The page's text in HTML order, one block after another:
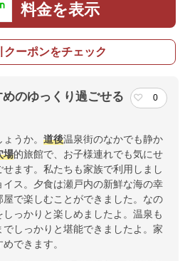
料金を表示
クーポンをチェック
のゆっくり過ごせる
0
うか。 道後温泉街のなかでも静か
場的旅館で、お子様連れでも気にせ
ます。私たちも家族で利用しまし
ス。夕食は瀬戸内の新鮮な海の幸
で楽しむことができました。なの
っかりと楽しめましたよ。温泉も
しっかりと堪能できましたよ。家
できます。